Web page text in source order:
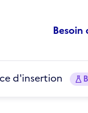
Besoin
d'insertion